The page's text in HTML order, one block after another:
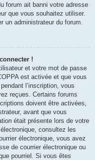
forum ait banni votre adresse
que vous souhaitez utiliser.
un administrateur du forum.
!
et votre mot de passe
est activée et que vous
l’inscription, vous
reçues. Certains forums
doivent être activées,
avant que vous
était présente lors de votre
consultez les
électronique, vous avez
de courrier électronique ou
pourriel. Si vous êtes